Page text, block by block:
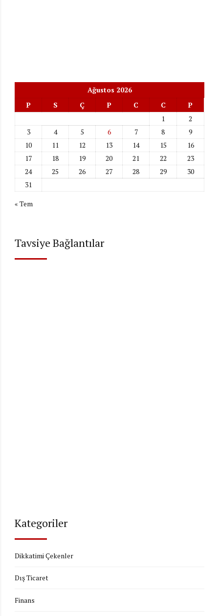
Ağustos 2026
P
S Ç P C C
P
1
2
3
4 5 6 7 8
9
10
11 12 13 14 15
16
17
18 19 20 21 22
23
24
25 26 27 28 29
30
31
« Tem
Tavsiye Bağlantılar
Kategoriler
Dikkatimi Çekenler
Dış Ticaret
Finans